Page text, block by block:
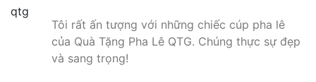
Tôi rất ấn tượng với những chiếc cúp pha lê
của Quà Tặng Pha Lê QTG. Chúng thực sự đẹp
và sang trọng!